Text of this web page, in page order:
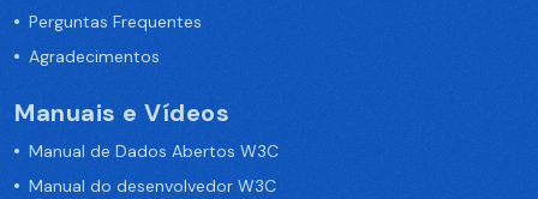
Perguntas Frequentes
Agradecimentos
Manuais e Vídeos
Manual de Dados Abertos W3C
Manual do desenvolvedor W3C